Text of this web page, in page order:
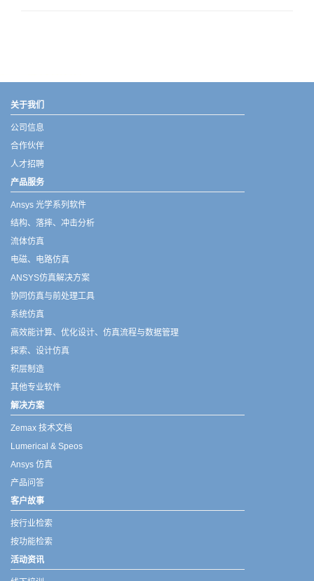
关于我们
公司信息
合作伙伴
人才招聘
产品服务
Ansys 光学系列软件
结构、落摔、冲击分析
流体仿真
电磁、电路仿真
ANSYS仿真解决方案
协同仿真与前处理工具
系统仿真
高效能计算、优化设计、仿真流程与数据管理
探索、设计仿真
积层制造
其他专业软件
解决方案
Zemax 技术文档
Lumerical & Speos
Ansys 仿真
产品问答
客户故事
按行业检索
按功能检索
活动资讯